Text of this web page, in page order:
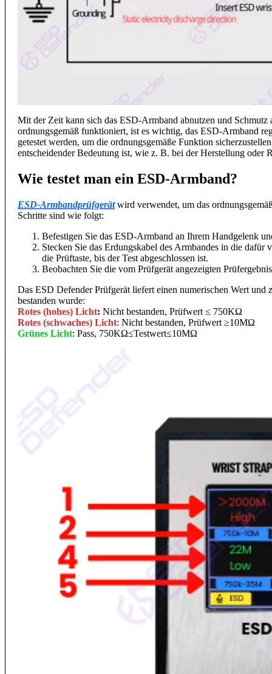
Mit der Zeit kann sich das ESD-Armband abnutzen und
ordnungsgemäß funktioniert, ist es wichtig, das ESD-Armband
getestet werden, um die ordnungsgemäße Funktion
entscheidender Bedeutung ist, wie z. B. bei der Herstellung oder
Wie testet man ein ESD-Armband?
ESD-Armbandprüfgerätwird verwendet, um das
Schritte sind wie folgt:
Befestigen Sie das ESD-Armband an Ihrem Handgelenk
Stecken Sie das Erdungskabel des Armbandes in die
die Prüftaste, bis der Test abgeschlossen ist.
Beobachten Sie die vom Prüfgerät angezeigten
Das ESD Defender Prüfgerät liefert einen numerischen Wert
bestanden wurde:
Rotes (hohes) Licht: Nicht bestanden, Prüfwert ≤ 750KΩ
Rotes (schwaches) Licht: Nicht bestanden, Prüfwert ≥10MΩ
Grünes Licht: Pass, 750KΩ≤Testwert≤10MΩ